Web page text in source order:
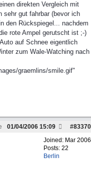
direkten Vergleich mit
sehr gut fahrbar (bevor ich
den Rückspiegel... nachdem
rote Ampel gerutscht ist ;-)
auf Schnee eigentlich
zum Wale-Watching nach
graemlins/smile.gif"
#83370
01/04/2006 15:09
Joined: Mar 2006
Posts: 22
Berlin